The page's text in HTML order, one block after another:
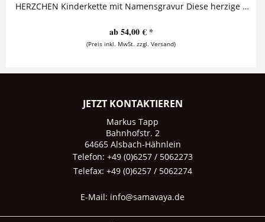
HERZCHEN Kinderkette mit Namensgravur Diese herzige Kinderkette mit Gravur besteht aus einem personalisierten Anhänger, aus dessen Front ein...
ab 54,00 € *
(Preis inkl. MwSt. zzgl. Versand)
JETZT KONTAKTIEREN
Markus Tapp
Bahnhofstr. 2
64665 Alsbach-Hähnlein
Telefon: +49 (0)6257 / 5062273
Telefax: +49 (0)6257 / 5062274
E-Mail: info@samavaya.de